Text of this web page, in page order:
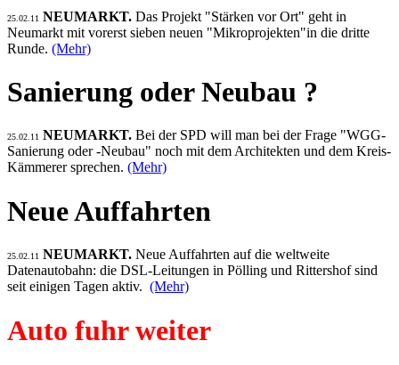
25.02.11 NEUMARKT. Das Projekt "Stärken vor Ort" geht in
Neumarkt mit vorerst sieben neuen "Mikroprojekten"in die dritte
Runde. (Mehr)
Sanierung oder Neubau ?
25.02.11 NEUMARKT. Bei der SPD will man bei der Frage "WGG-
Sanierung oder -Neubau" noch mit dem Architekten und dem Kreis-
Kämmerer sprechen. (Mehr)
Neue Auffahrten
25.02.11 NEUMARKT. Neue Auffahrten auf die weltweite
Datenautobahn: die DSL-Leitungen in Pölling und Rittershof sind
seit einigen Tagen aktiv. (Mehr)
Auto fuhr weiter